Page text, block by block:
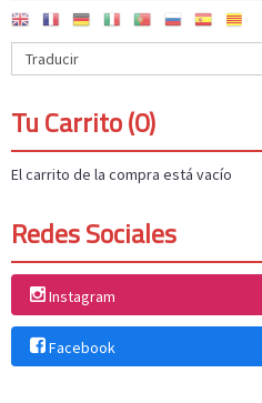
Tu Carrito (0)
El carrito de la compra está vacío
Redes Sociales
Instagram
Facebook